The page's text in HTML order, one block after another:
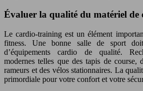
Évaluer la qualité du matériel
Le cardio-training est un élément
fitness. Une bonne salle de sport
d’équipements cardio de qualité.
modernes telles que des tapis de course,
rameurs et des vélos stationnaires. La
primordiale pour votre confort et votre